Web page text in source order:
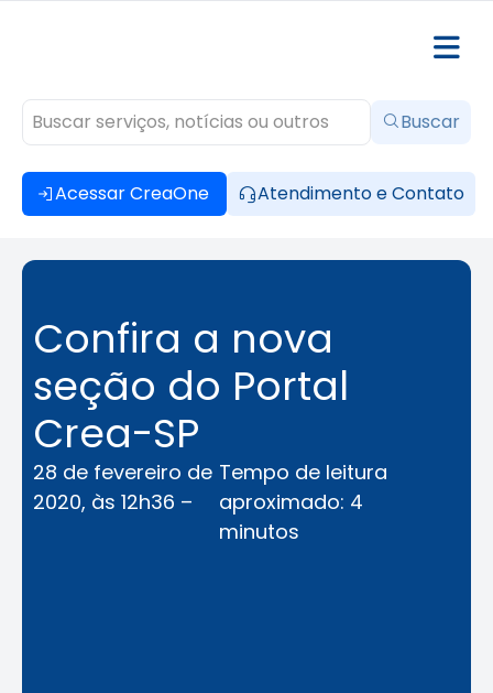
Acessar CreaOne Atendimento e Contato
Buscar
Confira a nova
seção do Portal
Crea-SP
28 de fevereiro de
2020, às 12h36 –
Tempo de leitura
aproximado: 4
minutos